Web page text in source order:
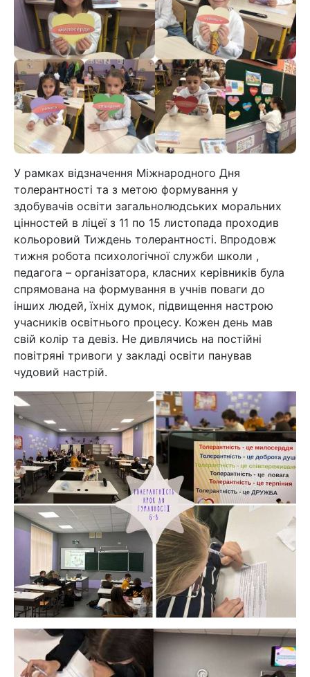
У рамках відзначення Міжнародного Дня
толерантності та з метою формування у
здобувачів освіти загальнолюдських моральних
цінностей в ліцеї з 11 по 15 листопада проходив
кольоровий Тиждень толерантності. Впродовж
тижня робота психологічної служби школи ,
педагога – організатора, класних керівників була
спрямована на формування в учнів поваги до
інших людей, їхніх думок, підвищення настрою
учасників освітнього процесу. Кожен день мав
свій колір та девіз. Не дивлячись на постійні
повітряні тривоги у закладі освіти панував
чудовий настрій.